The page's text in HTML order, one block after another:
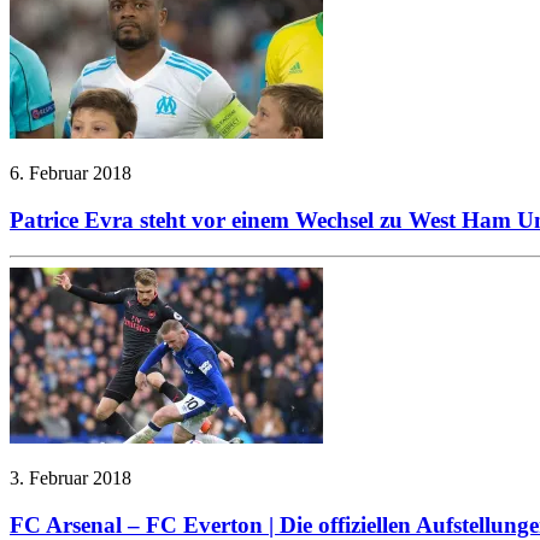
6. Februar 2018
Patrice Evra steht vor einem Wechsel zu West Ham
3. Februar 2018
FC Arsenal – FC Everton | Die offiziellen